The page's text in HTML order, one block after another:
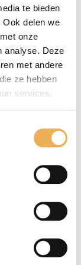
te bieden
delen we
onze
analyse. Deze
met andere
ze hebben
services.
niet